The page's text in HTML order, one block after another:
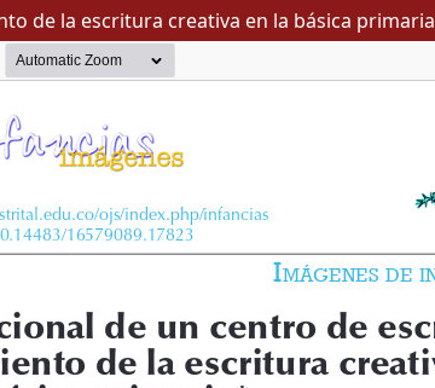
de la escritura creativa en la básica primaria